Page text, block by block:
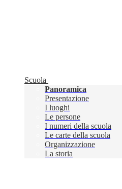
Scuola
Panoramica
Presentazione
I luoghi
Le persone
I numeri della scuola
Le carte della scuola
Organizzazione
La storia